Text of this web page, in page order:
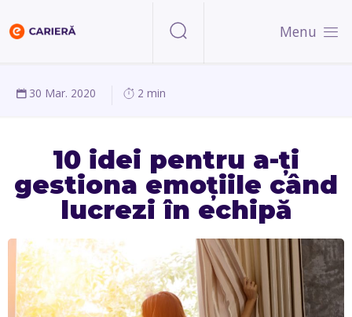
Menu
30 Mar. 2020 2 min
10 idei pentru a-ți
gestiona emoțiile când
lucrezi în echipă